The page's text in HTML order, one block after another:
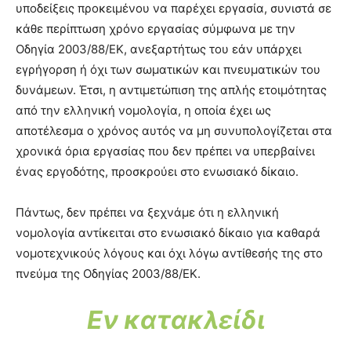
υποδείξεις προκειμένου να παρέχει εργασία, συνιστά σε
κάθε περίπτωση χρόνο εργασίας σύμφωνα με την
Οδηγία 2003/88/ΕΚ, ανεξαρτήτως του εάν υπάρχει
εγρήγορση ή όχι των σωματικών και πνευματικών του
δυνάμεων. Έτσι, η αντιμετώπιση της απλής ετοιμότητας
από την ελληνική νομολογία, η οποία έχει ως
αποτέλεσμα ο χρόνος αυτός να μη συνυπολογίζεται στα
χρονικά όρια εργασίας που δεν πρέπει να υπερβαίνει
ένας εργοδότης, προσκρούει στο ενωσιακό δίκαιο.
Πάντως, δεν πρέπει να ξεχνάμε ότι η ελληνική
νομολογία αντίκειται στο ενωσιακό δίκαιο για καθαρά
νομοτεχνικούς λόγους και όχι λόγω αντίθεσής της στο
πνεύμα της Οδηγίας 2003/88/ΕΚ.
Εν κατακλείδι